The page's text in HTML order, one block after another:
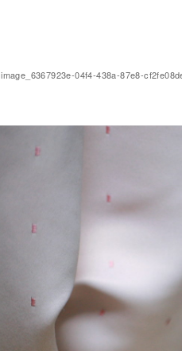
image_6367923e-04f4-438a-87e8-